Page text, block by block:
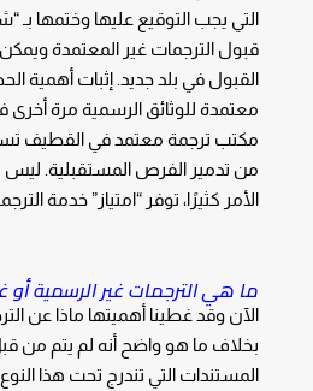
التي يجب التوقيع عليها وختمها بـ
قبول الترجمات غير المعتمدة
القبول في بلد جديد. إثبات أهمية
معتمدة للوثائق الرسمية مرة أخرى
مكتب ترجمة معتمد في القطيف
من تدمير الفرص المستقبلية.
الأمر كثيرًا، توفر “امتياز” خدمة
ما هي الترجمات غير الرسمية أو
الآن وقد غطينا أهميتها ماذا عن
بخلاف ما هو واضح أنه لم يتم من
المستندات التي تندرج تحت هذا